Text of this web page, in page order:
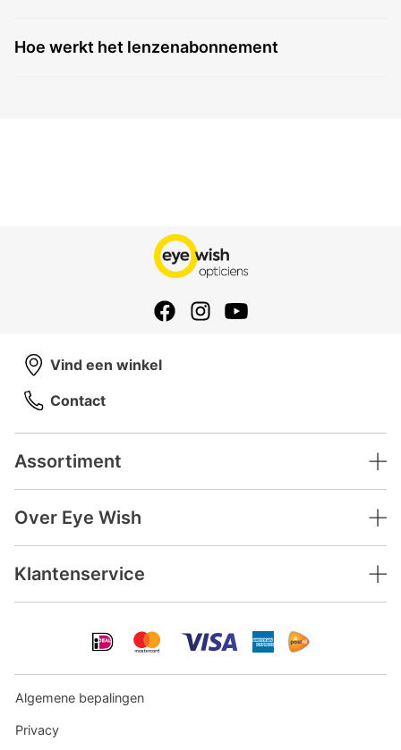
Hoe werkt het lenzenabonnement
Assortiment
Over Eye Wish
Klantenservice
Vind een winkel
Contact
Algemene bepalingen
Privacy